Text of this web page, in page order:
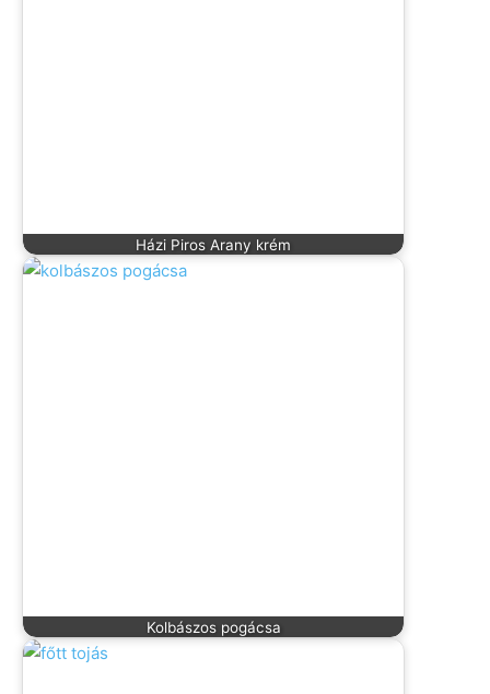
Házi Piros Arany krém
Kolbászos pogácsa